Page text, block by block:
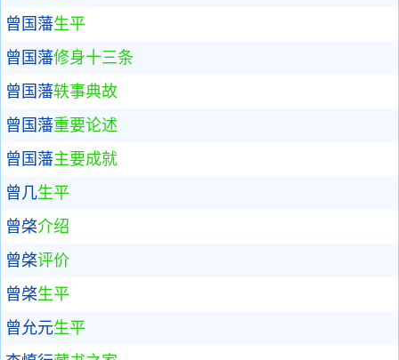
曾国藩生平
曾国藩修身十三条
曾国藩轶事典故
曾国藩重要论述
曾国藩主要成就
曾几生平
曾棨介绍
曾棨评价
曾棨生平
曾允元生平